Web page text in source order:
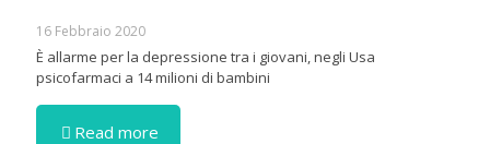
16 Febbraio 2020
È allarme per la depressione tra i giovani, negli Usa
psicofarmaci a 14 milioni di bambini
Read more